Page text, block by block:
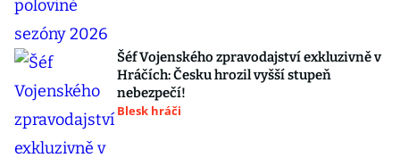
Šéf Vojenského zpravodajství exkluzivně v
Hráčích: Česku hrozil vyšší stupeň
nebezpečí!
Blesk hráči